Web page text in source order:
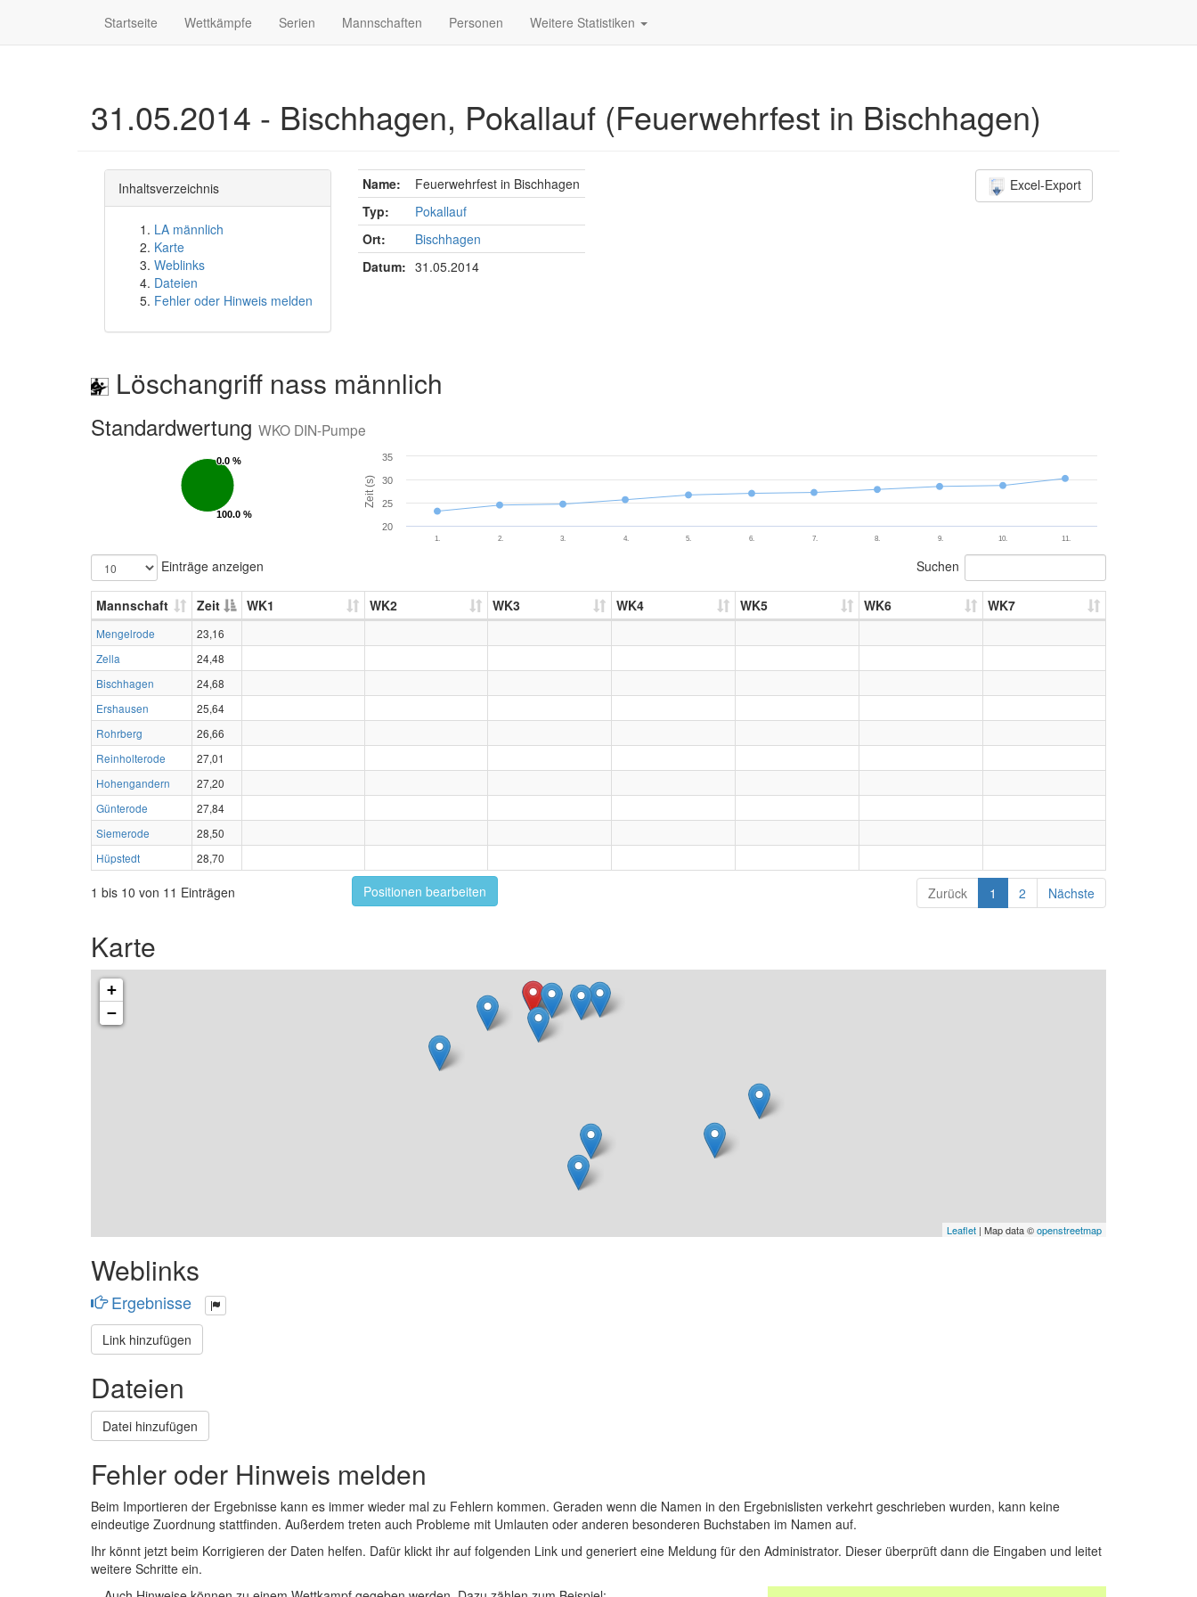
Startseite Wettkämpfe Serien Mannschaften Personen Weitere Statistiken
31.05.2014 - Bischhagen, Pokallauf (Feuerwehrfest in Bischhagen)
Inhaltsverzeichnis
LA männlich
Karte
Weblinks
Dateien
Fehler oder Hinweis melden
Name:
Feuerwehrfest in Bischhagen
Typ:
Pokallauf
Ort:
Bischhagen
Datum: 31.05.2014
Excel-Export
Löschangriff nass männlich
Standardwertung WKO DIN-Pumpe
0.0 %
0.0 %
100.0 %
100.0 %
Zeit (s)
1. 2. 3. 4. 5. 6. 7. 8. 9. 10. 11.
20
30
25
35
Einträge anzeigen Suchen
Mannschaft Zeit WK1 WK2 WK3 WK4 WK5 WK6 WK7
Mengelrode
23,16
Zella
24,48
Bischhagen
24,68
Ershausen
25,64
Rohrberg
26,66
Reinholterode
27,01
Hohengandern
27,20
Günterode
27,84
Siemerode
28,50
Hüpstedt
28,70
1 bis 10 von 11 Einträgen Positionen bearbeiten Zurück 1 2 Nächste
Karte
+
−
Leaflet | Map data ©openstreetmap
Weblinks
Ergebnisse
Link hinzufügen
Dateien
Datei hinzufügen
Fehler oder Hinweis melden
Beim Importieren der Ergebnisse kann es immer wieder mal zu Fehlern kommen. Geraden wenn die Namen in den Ergebnislisten verkehrt geschrieben wurden, kann keine
eindeutige Zuordnung stattfinden. Außerdem treten auch Probleme mit Umlauten oder anderen besonderen Buchstaben im Namen auf.
Ihr könnt jetzt beim Korrigieren der Daten helfen. Dafür klickt ihr auf folgenden Link und generiert eine Meldung für den Administrator. Dieser überprüft dann die Eingaben und leitet
weitere Schritte ein.